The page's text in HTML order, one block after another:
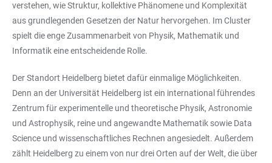
verstehen, wie Struktur, kollektive Phänomene und Komplexität
aus grundlegenden Gesetzen der Natur hervorgehen. Im Cluster
spielt die enge Zusammenarbeit von Physik, Mathematik und
Informatik eine entscheidende Rolle.
Der Standort Heidelberg bietet dafür einmalige Möglichkeiten.
Denn an der Universität Heidelberg ist ein international führendes
Zentrum für experimentelle und theoretische Physik, Astronomie
und Astrophysik, reine und angewandte Mathematik sowie Data
Science und wissenschaftliches Rechnen angesiedelt. Außerdem
zählt Heidelberg zu einem von nur drei Orten auf der Welt, die über